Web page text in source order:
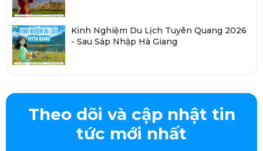
Kinh Nghiệm Du Lịch Tuyên Quang 2026
- Sau Sáp Nhập Hà Giang
Theo dõi và cập nhật tin
tức mới nhất